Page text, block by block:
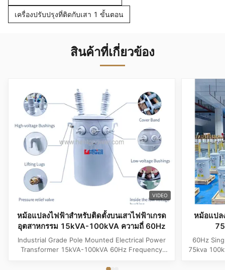
เครื่องปรับปรุงที่ติดกับเสา 1 ขั้นตอน
สินค้าที่เกี่ยวข้อง
VIDEO
หม้อแปลงไฟฟ้าสำหรับติดตั้งบนเสาไฟฟ้าเกรด
อุตสาหกรรม 15kVA-100kVA ความถี่ 60Hz
Industrial Grade Pole Mounted Electrical Power
Transformer 15kVA-100kVA 60Hz Frequency
หม้อแปล
60Hz
75kva